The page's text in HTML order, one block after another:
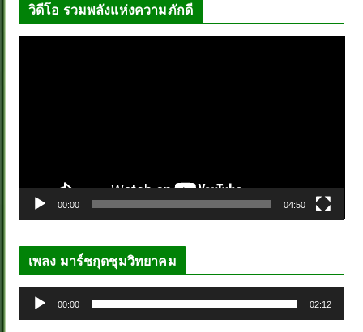
วิดีโอ รวมพลังแห่งความภักดี
ล์
โ
00:00 04:50
เพลง มาร์ชกุดชุมวิทยาคม
ว
00:00 02:12